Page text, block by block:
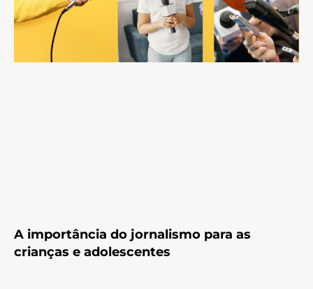
A importância do jornalismo para as
crianças e adolescentes